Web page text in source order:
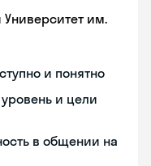
им.
и понятно
и цели
в общении на